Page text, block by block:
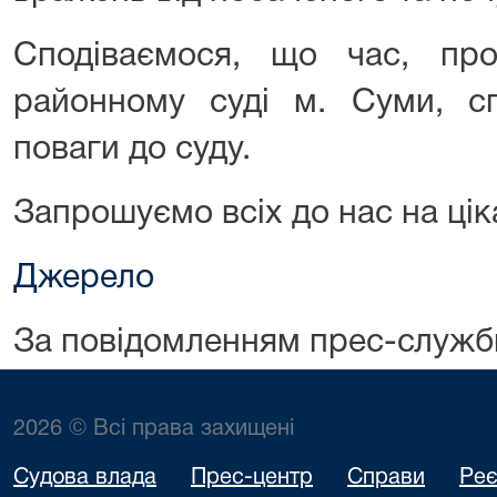
Сподіваємося, що час,
районному суді м. Суми,
поваги до суду.
Запрошуємо всіх до нас на
Джерело
За повідомленням прес-
2026 © Всі права захищені
Судова влада Прес-центр Справи